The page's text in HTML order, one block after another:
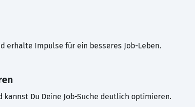
erhalte Impulse für ein besseres Job-Leben.
kannst Du Deine Job-Suche deutlich optimieren.